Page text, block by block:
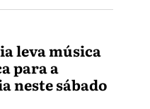
leva música
para a
neste sábado